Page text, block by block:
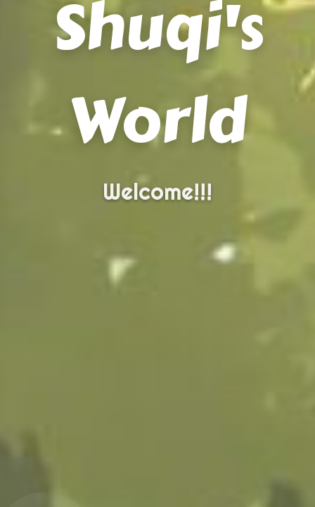
Shuqi's
World
Welcome!!!